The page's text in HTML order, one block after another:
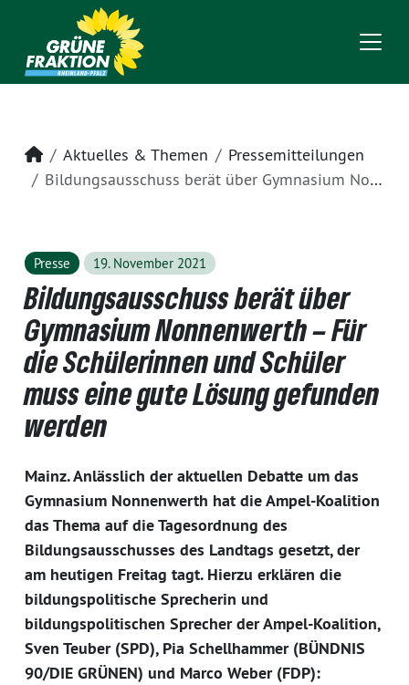
Startseite
Aktuelles & Themen
Pressemitteilungen
Bildungsausschuss berät über Gymnasium Nonnenwerth – Für die Schülerinnen und Schüler muss eine gute Lösung gefunden werden
Presse 19. November 2021
Bildungsausschuss berät über
Gymnasium Nonnenwerth – Für
die Schülerinnen und Schüler
muss eine gute Lösung gefunden
werden
Mainz. Anlässlich der aktuellen Debatte um das
Gymnasium Nonnenwerth hat die Ampel-Koalition
das Thema auf die Tagesordnung des
Bildungsausschusses des Landtags gesetzt, der
am heutigen Freitag tagt. Hierzu erklären die
bildungspolitische Sprecherin und
bildungspolitischen Sprecher der Ampel-Koalition,
Sven Teuber (SPD), Pia Schellhammer (BÜNDNIS
90/DIE GRÜNEN) und Marco Weber (FDP):